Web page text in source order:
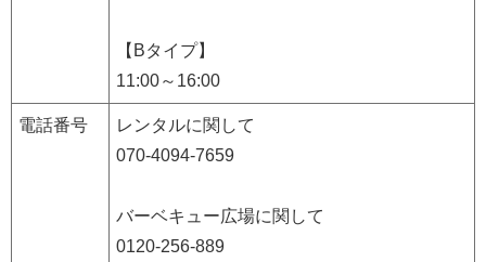
【Bタイプ】
11:00～16:00
電話番号
レンタルに関して
070-4094-7659
バーベキュー広場に関して
0120-256-889